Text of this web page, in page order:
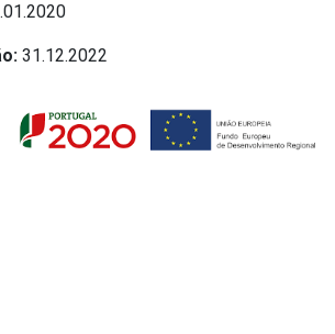
31.12.2022